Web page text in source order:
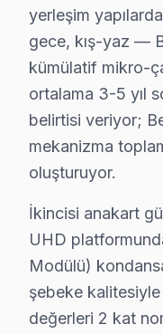
Telefunken TV
Beylikdüzü'da
Kurulum sürecimiz:
• Beylikdüzü'de
• Beylikdüzü
• Beylikdüzü'de
• Beylikdüzü'de
• Beylikdüzü
Doğru montaj,
Beylikdüzü'da
yerleşim
gece, kış-yaz —
kümülatif mikro-
ortalama 3-5 yıl
belirtisi veriyor;
mekanizma
oluşturuyor.
İkincisi anakart
UHD
Modülü)
şebeke kalitesiyle
değerleri 2 kat